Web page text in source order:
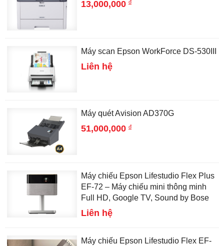
13,000,000 đ
Máy scan Epson WorkForce DS-530III
Liên hệ
Máy quét Avision AD370G
51,000,000 đ
Máy chiếu Epson Lifestudio Flex Plus
EF-72 – Máy chiếu mini thông minh
Full HD, Google TV, Sound by Bose
Liên hệ
Máy chiếu Epson Lifestudio Flex EF-